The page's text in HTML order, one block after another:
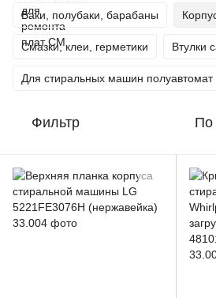
Баки, полубаки, барабаны
Смазки, клеи, герметики Втулки
Для стиральных машин полуавтомат
Фильтр По